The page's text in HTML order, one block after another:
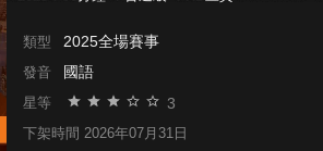
類型 2025全場賽事
發音 國語
星等 3
下架時間 2026年07月31日